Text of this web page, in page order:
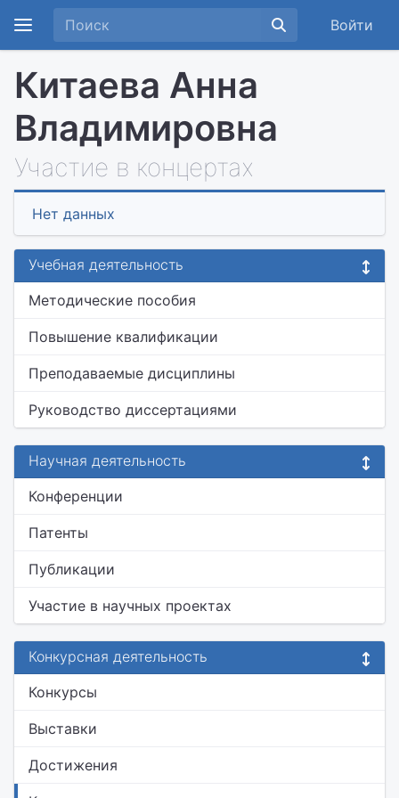
Войти
Китаева Анна
Владимировна
Участие в концертах
Нет данных
Учебная деятельность
Методические пособия
Повышение квалификации
Преподаваемые дисциплины
Руководство диссертациями
Научная деятельность
Конференции
Патенты
Публикации
Участие в научных проектах
Конкурсная деятельность
Конкурсы
Выставки
Достижения